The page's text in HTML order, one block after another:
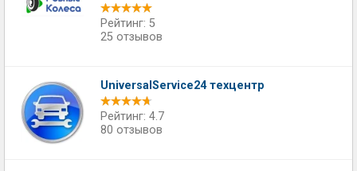
Рейтинг: 5
25 отзывов
UniversalService24 техцентр
Рейтинг: 4.7
80 отзывов